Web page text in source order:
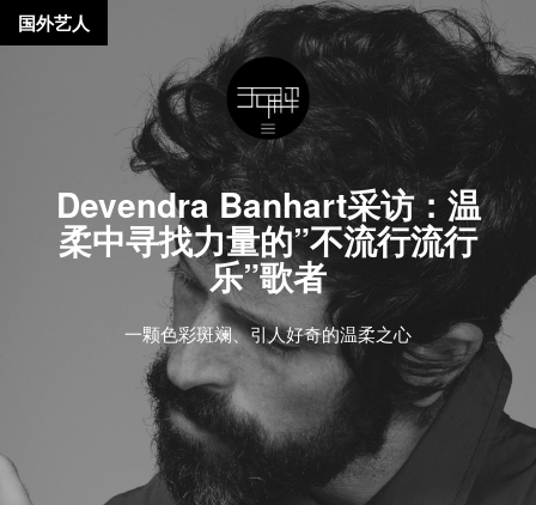
Devendra Banhart采访：温
柔中寻找力量的”不流行流行
乐”歌者
一颗色彩斑斓、引人好奇的温柔之心
国外艺人